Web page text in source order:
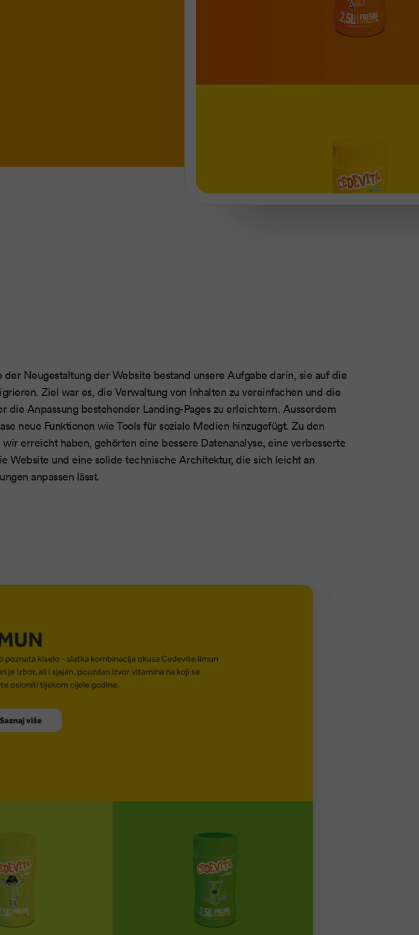
der Neugestaltung der Website bestand unsere Aufgabe darin, sie auf die
Ziel war es, die Verwaltung von Inhalten zu vereinfachen und die
die Anpassung bestehender Landing-Pages zu erleichtern. Ausserdem
neue Funktionen wie Tools für soziale Medien hinzugefügt. Zu den
erreicht haben, gehörten eine bessere Datenanalyse, eine verbesserte
Website und eine solide technische Architektur, die sich leicht an
anpassen lässt.